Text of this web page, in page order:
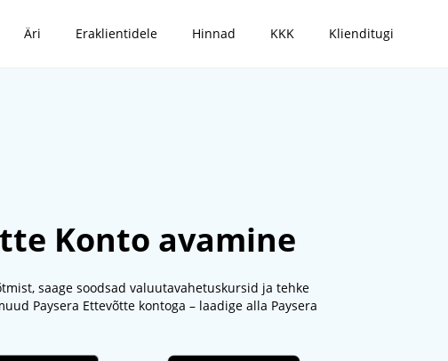
Äri Eraklientidele Hinnad KKK Klienditugi
Konto avamine
saage soodsad valuutavahetuskursid ja tehke
Paysera Ettevõtte kontoga – laadige alla Paysera